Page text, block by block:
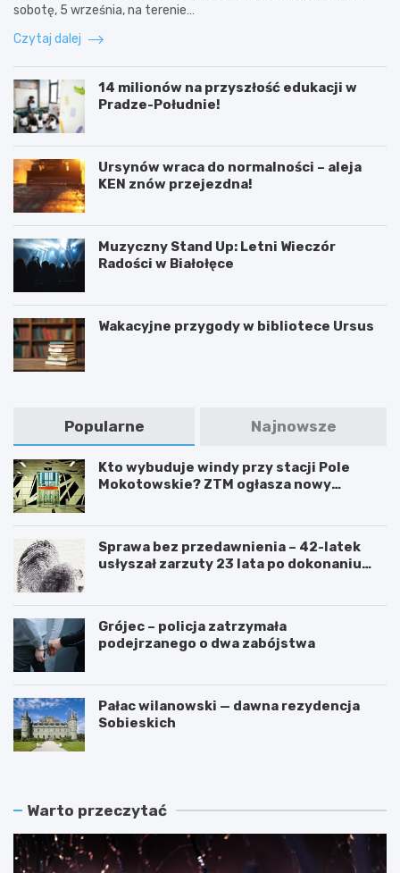
sobotę, 5 września, na terenie…
Czytaj dalej
14 milionów na przyszłość edukacji w
Pradze-Południe!
Ursynów wraca do normalności – aleja
KEN znów przejezdna!
Muzyczny Stand Up: Letni Wieczór
Radości w Białołęce
Wakacyjne przygody w bibliotece Ursus
Popularne Najnowsze
Kto wybuduje windy przy stacji Pole
Mokotowskie? ZTM ogłasza nowy
Sprawa bez przedawnienia – 42-latek
usłyszał zarzuty 23 lata po dokonaniu
Grójec – policja zatrzymała
podejrzanego o dwa zabójstwa
Pałac wilanowski — dawna rezydencja
Sobieskich
Warto przeczytać